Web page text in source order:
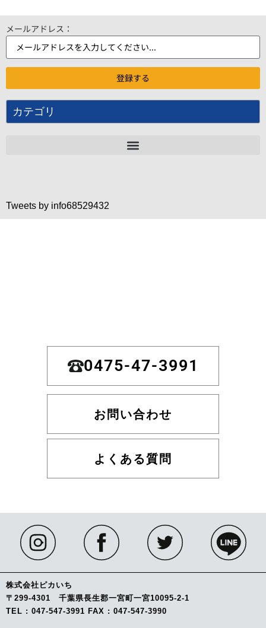
メールアドレス：
カテゴリ
Tweets by info68529432
0475-47-3991
お問い合わせ
よくある質問
株式会社ピカいち
〒299-4301 千葉県長生郡一宮町一宮10095-2-1
TEL : 047-547-3991 FAX : 047-547-3990